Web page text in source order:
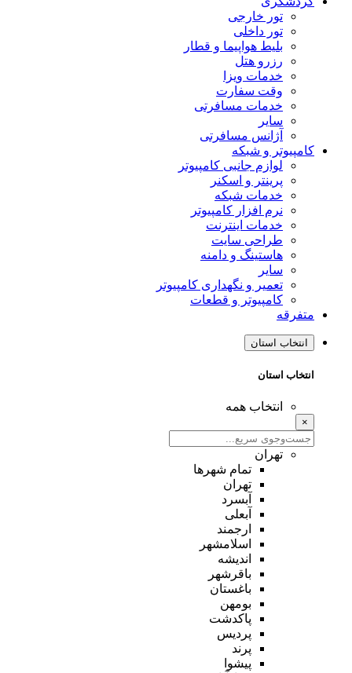
تور خارجی
تور داخلی
بلیط هواپیما و قطار
رزرو هتل
خدمات ویزا
وقت سفارت
خدمات مسافرتی
سایر
آژانس مسافرتی
کامپیوتر و شبکه
لوازم جانبی کامپیوتر
پرینتر و اسکنر
خدمات شبکه
نرم افزار کامپیوتر
خدمات اینترنت
طراحی سایت
هاستینگ و دامنه
سایر
تعمیر و نگهداری کامپیوتر
کامپیوتر و قطعات
متفرقه
انتخاب استان
انتخاب استان
انتخاب همه
×
تهران
تمام شهر‌ها
تهران
آبسرد
آبعلی
ارجمند
اسلامشهر
اندیشه
باقرشهر
باغستان
بومهن
پاکدشت
پردیس
پرند
پیشوا